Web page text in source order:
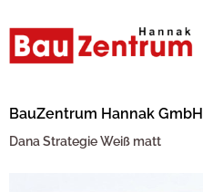
BauZentrum Hannak GmbH
Dana Strategie Weiß matt